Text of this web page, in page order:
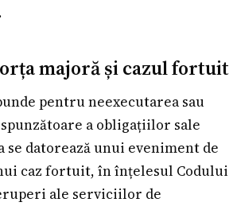
majoră și cazul fortuit
pentru neexecutarea sau
a obligațiilor sale
se datorează unui eveniment de
caz fortuit, în înțelesul Codului
ale serviciilor de